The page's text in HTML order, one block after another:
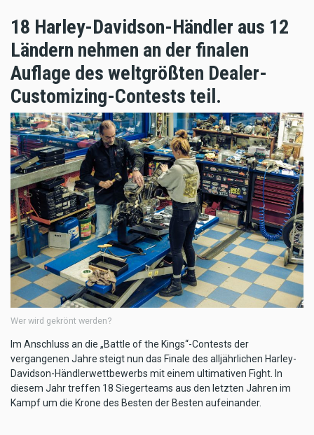
18 Harley-Davidson-Händler aus 12
Ländern nehmen an der finalen
Auflage des weltgrößten Dealer-
Customizing-Contests teil.
Wer wird gekrönt werden?
Im Anschluss an die „Battle of the Kings“-Contests der
vergangenen Jahre steigt nun das Finale des alljährlichen Harley-
Davidson-Händlerwettbewerbs mit einem ultimativen Fight. In
diesem Jahr treffen 18 Siegerteams aus den letzten Jahren im
Kampf um die Krone des Besten der Besten aufeinander.